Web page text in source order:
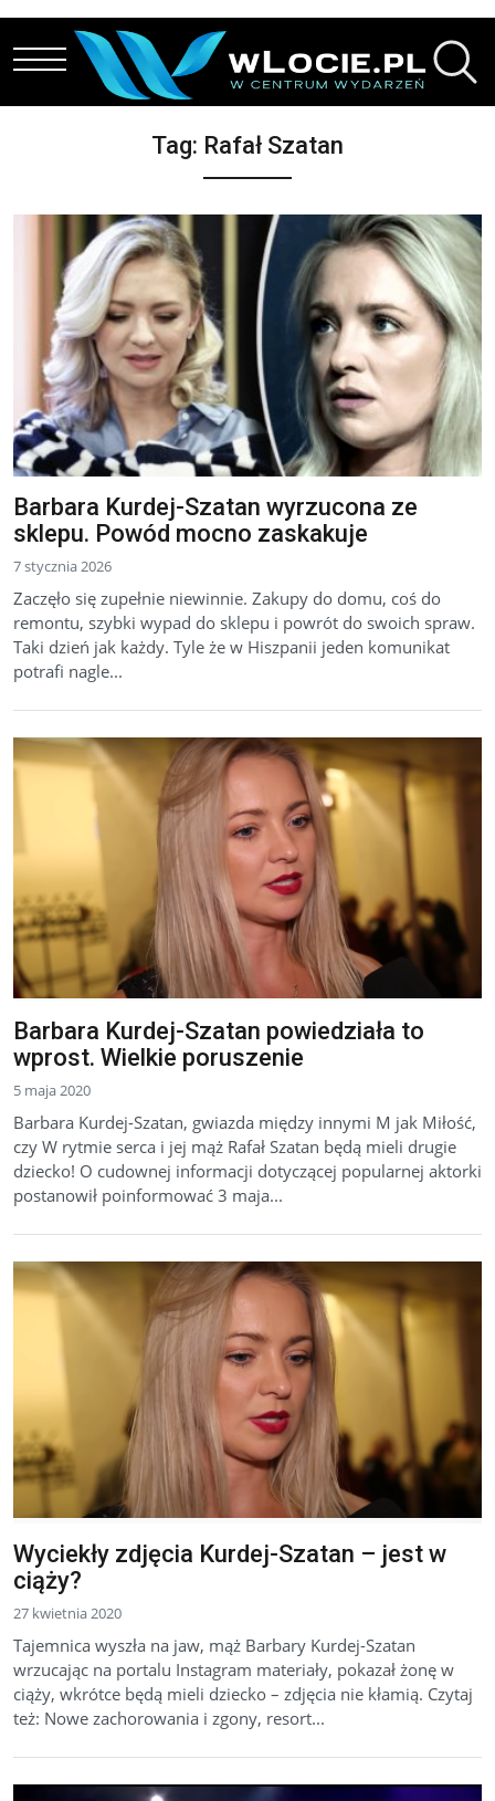
Przejdź do treści
Tag: Rafał Szatan
Barbara Kurdej-Szatan wyrzucona ze
sklepu. Powód mocno zaskakuje
7 stycznia 2026
Zaczęło się zupełnie niewinnie. Zakupy do domu, coś do
remontu, szybki wypad do sklepu i powrót do swoich spraw.
Taki dzień jak każdy. Tyle że w Hiszpanii jeden komunikat
potrafi nagle...
Barbara Kurdej-Szatan powiedziała to
wprost. Wielkie poruszenie
5 maja 2020
Barbara Kurdej-Szatan, gwiazda między innymi M jak Miłość,
czy W rytmie serca i jej mąż Rafał Szatan będą mieli drugie
dziecko! O cudownej informacji dotyczącej popularnej aktorki
postanowił poinformować 3 maja...
Wyciekły zdjęcia Kurdej-Szatan – jest w
ciąży?
27 kwietnia 2020
Tajemnica wyszła na jaw, mąż Barbary Kurdej-Szatan
wrzucając na portalu Instagram materiały, pokazał żonę w
ciąży, wkrótce będą mieli dziecko – zdjęcia nie kłamią. Czytaj
też: Nowe zachorowania i zgony, resort...